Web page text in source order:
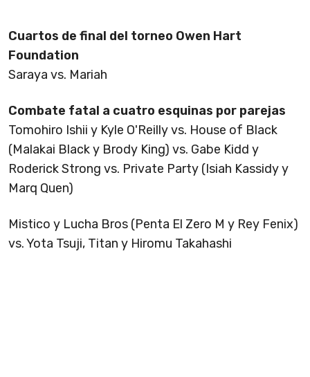
Cuartos de final del torneo Owen Hart
Foundation
Saraya vs. Mariah
Combate fatal a cuatro esquinas por parejas
Tomohiro Ishii y Kyle O'Reilly vs. House of Black
(Malakai Black y Brody King) vs. Gabe Kidd y
Roderick Strong vs. Private Party (Isiah Kassidy y
Marq Quen)
Mistico y Lucha Bros (Penta El Zero M y Rey Fenix)
vs. Yota Tsuji, Titan y Hiromu Takahashi